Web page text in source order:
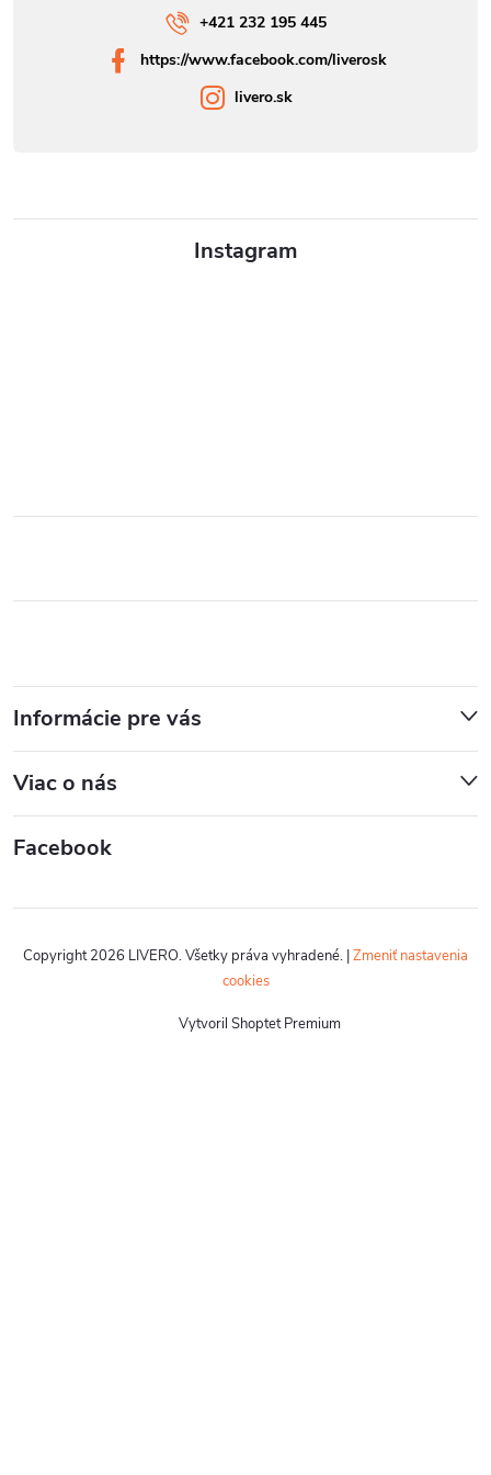
Instagram
Informácie pre vás
Viac o nás
Facebook
+421 232 195 445
https://www.facebook.com/liverosk
livero.sk
Vytvoril Shoptet Premium
Copyright 2026 LIVERO. Všetky práva vyhradené. |Zmeniť nastavenia
cookies